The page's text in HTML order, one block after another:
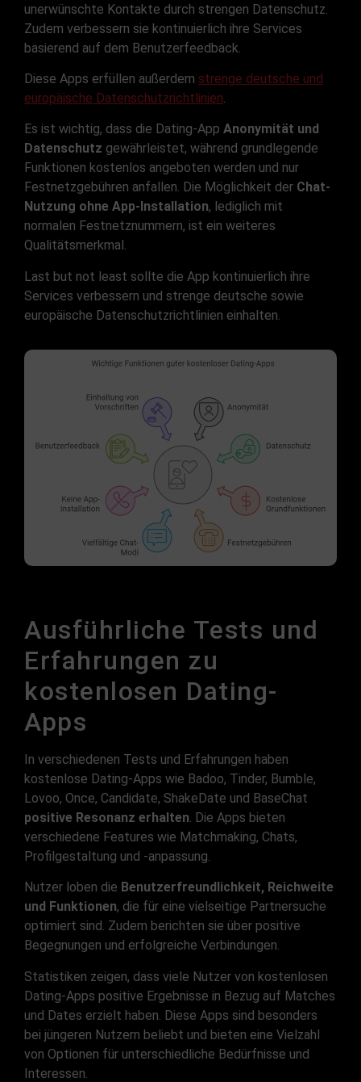
unerwünschte Kontakte durch strengen Datenschutz.
Zudem verbessern sie kontinuierlich ihre Services
basierend auf dem Benutzerfeedback.
Diese Apps erfüllen außerdem strenge deutsche und
europäische Datenschutzrichtlinien.
Es ist wichtig, dass die Dating-App Anonymität und
Datenschutz gewährleistet, während grundlegende
Funktionen kostenlos angeboten werden und nur
Festnetzgebühren anfallen. Die Möglichkeit der Chat-
Nutzung ohne App-Installation, lediglich mit
normalen Festnetznummern, ist ein weiteres
Qualitätsmerkmal.
Last but not least sollte die App kontinuierlich ihre
Services verbessern und strenge deutsche sowie
europäische Datenschutzrichtlinien einhalten.
Ausführliche Tests und
Erfahrungen zu
kostenlosen Dating-
Apps
In verschiedenen Tests und Erfahrungen haben
kostenlose Dating-Apps wie Badoo, Tinder, Bumble,
Lovoo, Once, Candidate, ShakeDate und BaseChat
positive Resonanz erhalten . Die Apps bieten
verschiedene Features wie Matchmaking, Chats,
Profilgestaltung und -anpassung.
Nutzer loben die Benutzerfreundlichkeit, Reichweite
und Funktionen, die für eine vielseitige Partnersuche
optimiert sind. Zudem berichten sie über positive
Begegnungen und erfolgreiche Verbindungen.
Statistiken zeigen, dass viele Nutzer von kostenlosen
Dating-Apps positive Ergebnisse in Bezug auf Matches
und Dates erzielt haben. Diese Apps sind besonders
bei jüngeren Nutzern beliebt und bieten eine Vielzahl
von Optionen für unterschiedliche Bedürfnisse und
Interessen.